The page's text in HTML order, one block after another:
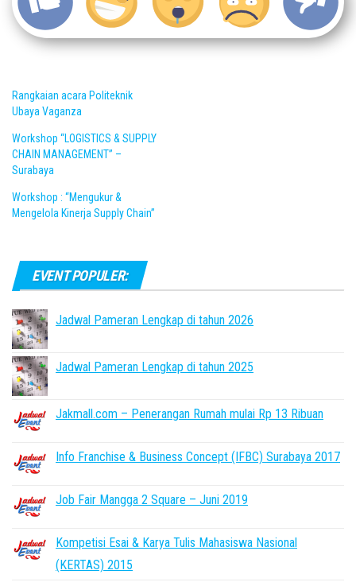
Rangkaian acara Politeknik
Ubaya Vaganza
Workshop “LOGISTICS & SUPPLY
CHAIN MANAGEMENT” –
Surabaya
Workshop : “Mengukur &
Mengelola Kinerja Supply Chain”
EVENT POPULER:
Jadwal Pameran Lengkap di tahun 2026
Jadwal Pameran Lengkap di tahun 2025
Jakmall.com – Penerangan Rumah mulai Rp 13 Ribuan
Info Franchise & Business Concept (IFBC) Surabaya 2017
Job Fair Mangga 2 Square – Juni 2019
Kompetisi Esai & Karya Tulis Mahasiswa Nasional
(KERTAS) 2015